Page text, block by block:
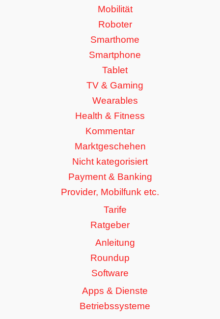
Mobilität
Roboter
Smarthome
Smartphone
Tablet
TV & Gaming
Wearables
Health & Fitness
Kommentar
Marktgeschehen
Nicht kategorisiert
Payment & Banking
Provider, Mobilfunk etc.
Tarife
Ratgeber
Anleitung
Roundup
Software
Apps & Dienste
Betriebssysteme